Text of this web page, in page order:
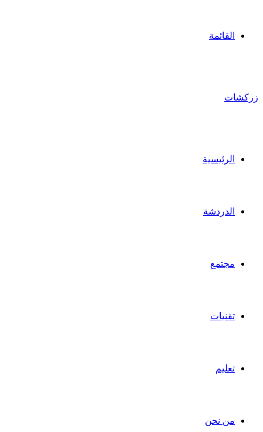
القائمة
الرئيسية
الدردشة
مجتمع
تقنيات
تعليم
من نحن